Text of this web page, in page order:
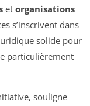
et organisations
s’inscrivent dans
solide pour
particulièrement
souligne